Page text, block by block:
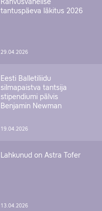
Rahvusvahelise
tantuspäeva läkitus 2026
29.04.2026
Eesti Balletiliidu
silmapaistva tantsija
stipendiumi pälvis
Benjamin Newman
19.04.2026
Lahkunud on Astra Tofer
13.04.2026